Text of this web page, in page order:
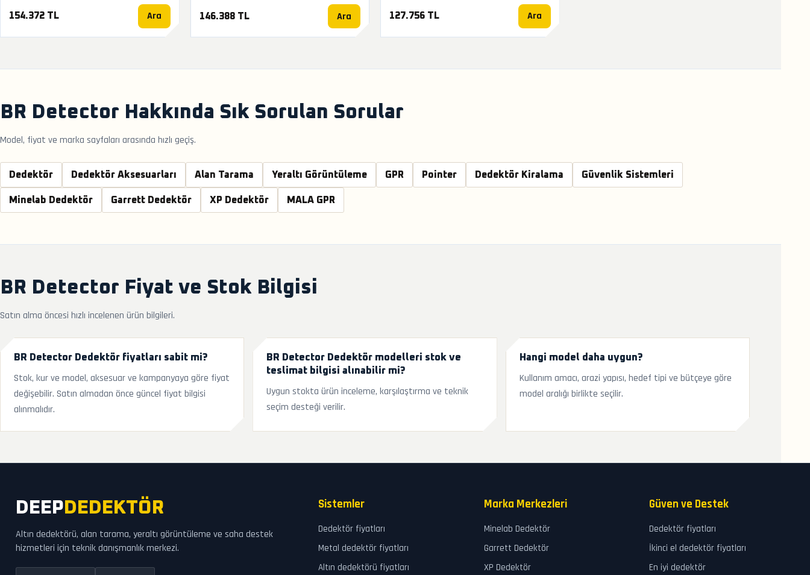
154.372 TL Ara 146.388 TL Ara 127.756 TL Ara
BR Detector Hakkında Sık Sorulan Sorular
Model, fiyat ve marka sayfaları arasında hızlı geçiş.
Dedektör Dedektör Aksesuarları Alan Tarama Yeraltı Görüntüleme GPR Pointer Dedektör Kiralama Güvenlik Sistemleri
Minelab Dedektör Garrett Dedektör XP Dedektör MALA GPR
BR Detector Fiyat ve Stok Bilgisi
Satın alma öncesi hızlı incelenen ürün bilgileri.
BR Detector Dedektör fiyatları sabit mi?
Stok, kur ve model, aksesuar ve kampanyaya göre fiyat
değişebilir. Satın almadan önce güncel fiyat bilgisi
alınmalıdır.
BR Detector Dedektör modelleri stok ve
teslimat bilgisi alınabilir mi?
Uygun stokta ürün inceleme, karşılaştırma ve teknik
seçim desteği verilir.
Hangi model daha uygun?
Kullanım amacı, arazi yapısı, hedef tipi ve bütçeye göre
model aralığı birlikte seçilir.
DEEP DEDEKTÖR
Altın dedektörü, alan tarama, yeraltı görüntüleme ve saha destek
hizmetleri için teknik danışmanlık merkezi.
Sistemler
Dedektör fiyatları
Metal dedektör fiyatları
Altın dedektörü fiyatları
Marka Merkezleri
Minelab Dedektör
Garrett Dedektör
XP Dedektör
Güven ve Destek
Dedektör fiyatları
İkinci el dedektör fiyatları
En iyi dedektör